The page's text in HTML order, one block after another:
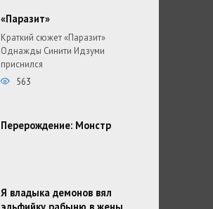
«Паразит»
Краткий сюжет «Паразит»
Однажды Синити Идзуми
приснился
563
Перерождение: Монстр
Я владыка демонов вял